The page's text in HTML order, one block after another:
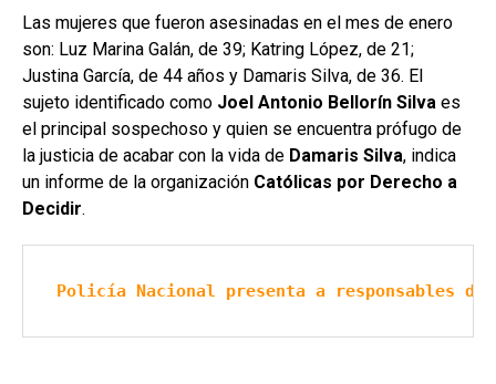
Las mujeres que fueron asesinadas en el mes de enero
son: Luz Marina Galán, de 39; Katring López, de 21;
Justina García, de 44 años y Damaris Silva, de 36. El
sujeto identificado como Joel Antonio Bellorín Silva es
el principal sospechoso y quien se encuentra prófugo de
la justicia de acabar con la vida de Damaris Silva, indica
un informe de la organización Católicas por Derecho a
Decidir.
Policía Nacional presenta a responsables